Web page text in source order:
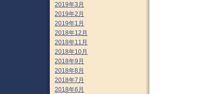
2019年3月
2019年2月
2019年1月
2018年12月
2018年11月
2018年10月
2018年9月
2018年8月
2018年7月
2018年6月